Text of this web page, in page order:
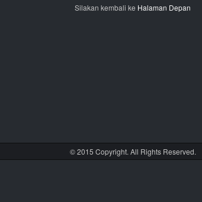
Silakan kembali ke Halaman Depan
© 2015 Copyright. All Rights Reserved.